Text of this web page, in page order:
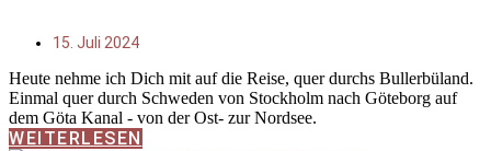
15. Juli 2024
Heute nehme ich Dich mit auf die Reise, quer durchs Bullerbüland.
Einmal quer durch Schweden von Stockholm nach Göteborg auf
dem Göta Kanal - von der Ost- zur Nordsee.
WEITERLESEN